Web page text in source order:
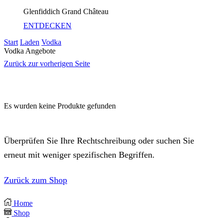
Glenfiddich Grand Château
ENTDECKEN
Start Laden Vodka
Vodka Angebote
Zurück zur vorherigen Seite
Es wurden keine Produkte gefunden
Überprüfen Sie Ihre Rechtschreibung oder suchen Sie
erneut mit weniger spezifischen Begriffen.
Zurück zum Shop
Home
Shop